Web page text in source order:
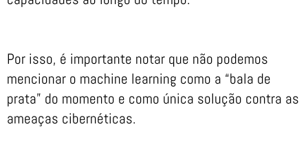
Por isso, é importante notar que não podemos
mencionar o machine learning como a “bala de
prata” do momento e como única solução contra as
ameaças cibernéticas.